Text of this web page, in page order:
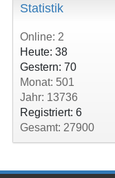
Statistik
Online: 2
Heute: 38
Gestern: 70
Monat: 501
Jahr: 13736
Registriert: 6
Gesamt: 27900